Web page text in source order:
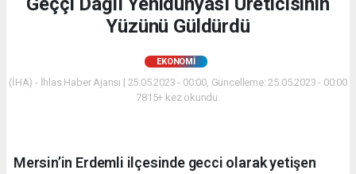
Yüzünü Güldürdü
EKONOMİ
(İHA) - İhlas Haber Ajansı | 25.05.2023 - 00:00, Güncelleme: 25.05.2023 - 00:00
7815+ kez okundu.
Mersin’in Erdemli ilçesinde gecci olarak yetişen